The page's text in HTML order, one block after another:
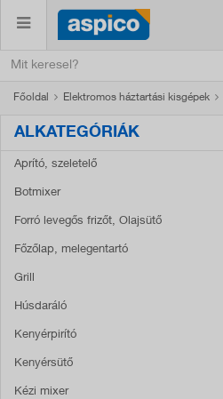
Főoldal Elektromos háztartási kisgépek
ALKATEGÓRIÁK
Aprító, szeletelő
Botmixer
Forró levegős frizőt, Olajsütő
Főzőlap, melegentartó
Grill
Húsdaráló
Kenyérpirító
Kenyérsütő
Kézi mixer